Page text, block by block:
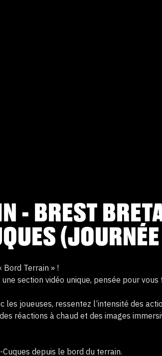
- BREST
Terrain » !
section vidéo unique, pensée pour
les joueuses, ressentez l’intensité des
réactions à chaud et des images
depuis le bord du terrain.